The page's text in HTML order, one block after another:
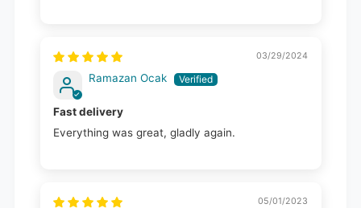
03/29/2024
Ramazan Ocak
Fast delivery
Everything was great, gladly again.
05/01/2023